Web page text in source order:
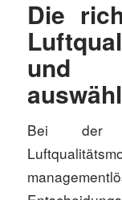
Die
und -
Bei der